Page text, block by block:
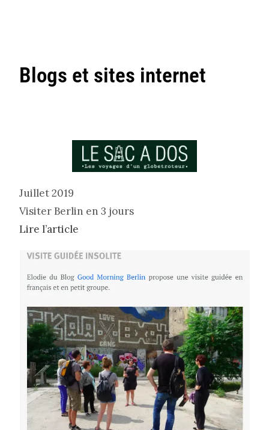
Blogs et sites internet
Juillet 2019
Visiter Berlin en 3 jours
Lire l’article